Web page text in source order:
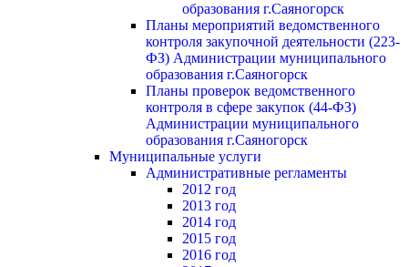
образования г.Саяногорск
Планы мероприятий ведомственного
контроля закупочной деятельности (223-
ФЗ) Администрации муниципального
образования г.Саяногорск
Планы проверок ведомственного
контроля в сфере закупок (44-ФЗ)
Администрации муниципального
образования г.Саяногорск
Муниципальные услуги
Административные регламенты
2012 год
2013 год
2014 год
2015 год
2016 год